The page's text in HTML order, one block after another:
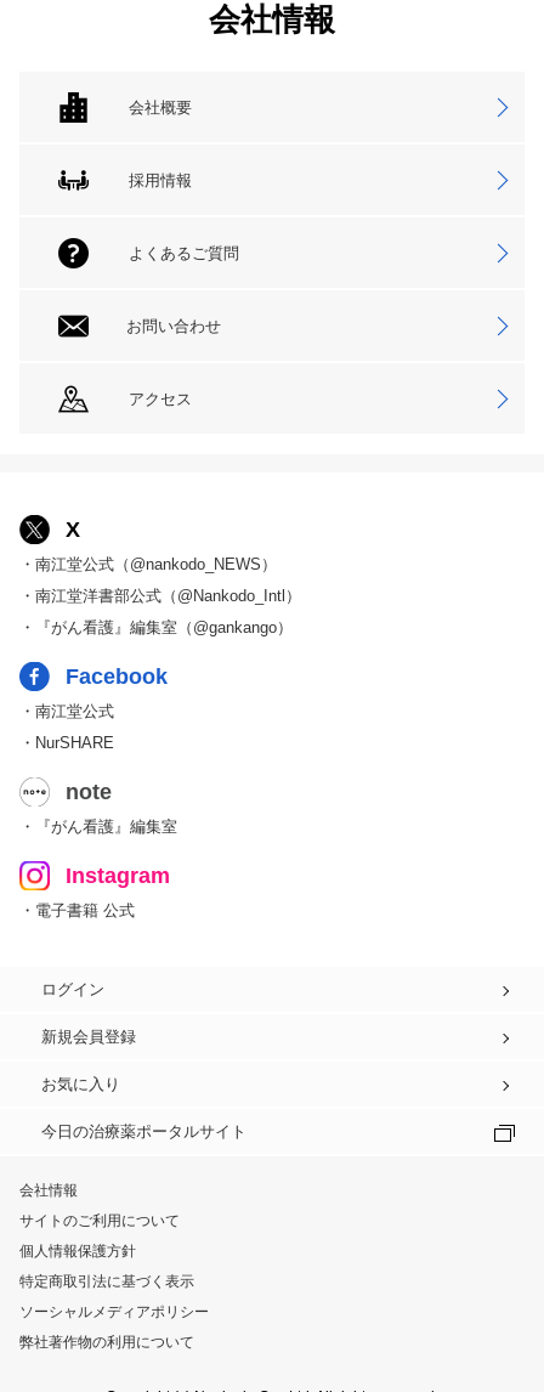
会社情報
会社概要
採用情報
よくあるご質問
お問い合わせ
アクセス
X
・南江堂公式（@nankodo_NEWS）
・南江堂洋書部公式（@Nankodo_Intl）
・『がん看護』編集室（@gankango）
Facebook
・南江堂公式
・NurSHARE
note
・『がん看護』編集室
Instagram
・電子書籍 公式
ログイン
新規会員登録
お気に入り
今日の治療薬ポータルサイト
会社情報
サイトのご利用について
個人情報保護方針
特定商取引法に基づく表示
ソーシャルメディアポリシー
弊社著作物の利用について